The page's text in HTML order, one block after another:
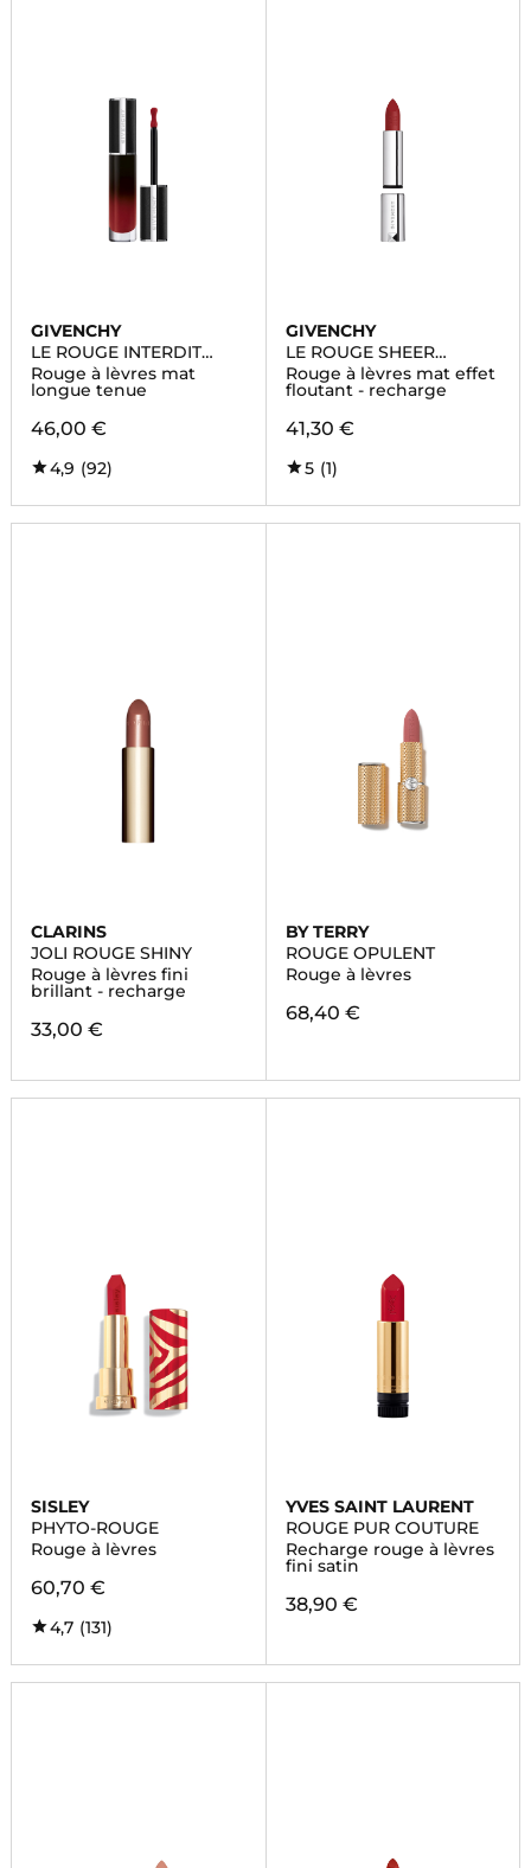
GIVENCHY
LE ROUGE INTERDIT
CREAM VELVET
Rouge à lèvres mat
longue tenue
46,00 €
4,9 (92)
GIVENCHY
LE ROUGE SHEER
VELVET
Rouge à lèvres mat effet
floutant - recharge
41,30 €
5 (1)
CLARINS
JOLI ROUGE SHINY
Rouge à lèvres fini
brillant - recharge
33,00 €
BY TERRY
ROUGE OPULENT
Rouge à lèvres
68,40 €
SISLEY
PHYTO-ROUGE
Rouge à lèvres
60,70 €
4,7 (131)
YVES SAINT LAURENT
ROUGE PUR COUTURE
Recharge rouge à lèvres
fini satin
38,90 €